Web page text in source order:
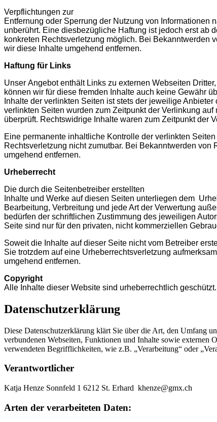
Verpflichtungen zur
Entfernung oder Sperrung der Nutzung von Informationen
unberührt. Eine diesbezügliche Haftung ist jedoch erst ab
konkreten Rechtsverletzung möglich. Bei Bekanntwerden
wir diese Inhalte umgehend entfernen.
Haftung für Links
Unser Angebot enthält Links zu externen Webseiten
können wir für diese fremden Inhalte auch keine Gewähr
Inhalte der verlinkten Seiten ist stets der jeweilige
verlinkten Seiten wurden zum Zeitpunkt der Verlinkung
überprüft. Rechtswidrige Inhalte waren zum Zeitpunkt der
Eine permanente inhaltliche Kontrolle der verlinkten
Rechtsverletzung nicht zumutbar. Bei Bekanntwerden
umgehend entfernen.
Urheberrecht
Die durch die Seitenbetreiber erstellten
Inhalte und Werke auf diesen Seiten unterliegen dem
Bearbeitung, Verbreitung und jede Art der Verwertung
bedürfen der schriftlichen Zustimmung des jeweiligen
Seite sind nur für den privaten, nicht kommerziellen
Soweit die Inhalte auf dieser Seite nicht vom Betreiber
Sie trotzdem auf eine Urheberrechtsverletzung
umgehend entfernen.
Copyright
Alle Inhalte dieser Website sind urheberrechtlich
Datenschutzerklärung
Diese Datenschutzerklärung klärt Sie über die Art, den Umfang
verbundenen Webseiten, Funktionen und Inhalte sowie
verwendeten Begrifflichkeiten, wie z.B. „Verarbeitung“ oder
Verantwortlicher
Katja Henze Sonnfeld 1 6212 St. Erhard khenze@gmx.ch
Arten der verarbeiteten Daten: